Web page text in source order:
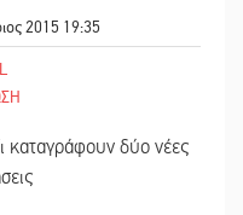
2015 19:35